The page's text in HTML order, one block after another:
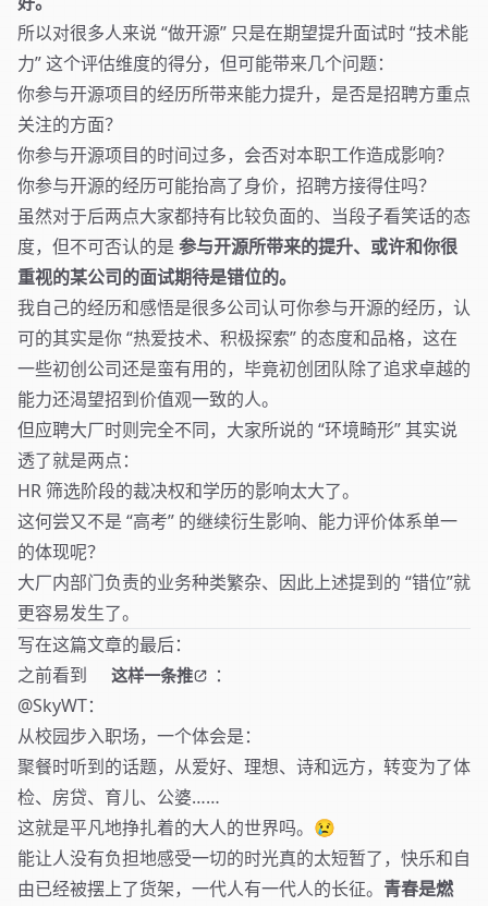
所以对很多人来说 “做开源” 只是在期望提升面试时 “技术能
力” 这个评估维度的得分，但可能带来几个问题：
你参与开源项目的经历所带来能力提升，是否是招聘方重点
关注的方面？
你参与开源项目的时间过多，会否对本职工作造成影响？
你参与开源的经历可能抬高了身价，招聘方接得住吗？
虽然对于后两点大家都持有比较负面的、当段子看笑话的态
度，但不可否认的是 参与开源所带来的提升、或许和你很
重视的某公司的面试期待是错位的。
我自己的经历和感悟是很多公司认可你参与开源的经历，认
可的其实是你 “热爱技术、积极探索” 的态度和品格，这在
一些初创公司还是蛮有用的，毕竟初创团队除了追求卓越的
能力还渴望招到价值观一致的人。
但应聘大厂时则完全不同，大家所说的 “环境畸形” 其实说
透了就是两点：
HR 筛选阶段的裁决权和学历的影响太大了。
这何尝又不是 “高考” 的继续衍生影响、能力评价体系单一
的体现呢？
大厂内部门负责的业务种类繁杂、因此上述提到的 “错位”就
更容易发生了。
写在这篇文章的最后：
之前看到
这样一条推
：
@SkyWT：
从校园步入职场，一个体会是：
聚餐时听到的话题，从爱好、理想、诗和远方，转变为了体
检、房贷、育儿、公婆……
这就是平凡地挣扎着的大人的世界吗。😢
能让人没有负担地感受一切的时光真的太短暂了，快乐和自
由已经被摆上了货架，一代人有一代人的长征。 青春是燃